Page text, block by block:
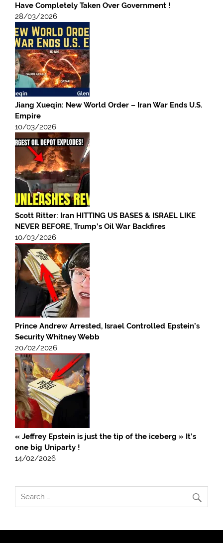
Have Completely Taken Over Government !
28/03/2026
Jiang Xueqin: New World Order – Iran War Ends U.S.
Empire
10/03/2026
Scott Ritter: Iran HITTING US BASES & ISRAEL LIKE
NEVER BEFORE, Trump’s Oil War Backfires
10/03/2026
Prince Andrew Arrested, Israel Controlled Epstein’s
Security Whitney Webb
20/02/2026
« Jeffrey Epstein is just the tip of the iceberg » It’s
one big Uniparty !
14/02/2026